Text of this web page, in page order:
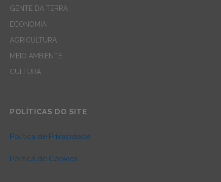
GENTE DA TERRA
ECONOMIA
AGRICULTURA
MEIO AMBIENTE
CULTURA
POLÍTICAS DO SITE
Política de Privacidade
Política de Cookies